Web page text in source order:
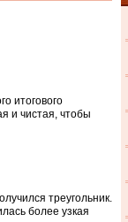
итогового
и чистая, чтобы
треугольник.
более узкая